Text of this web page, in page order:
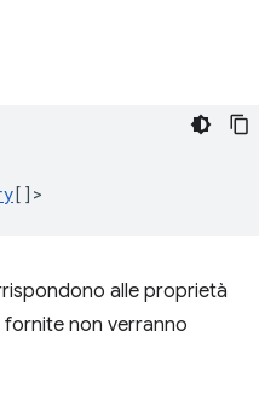
[] >
alle proprietà
non verranno